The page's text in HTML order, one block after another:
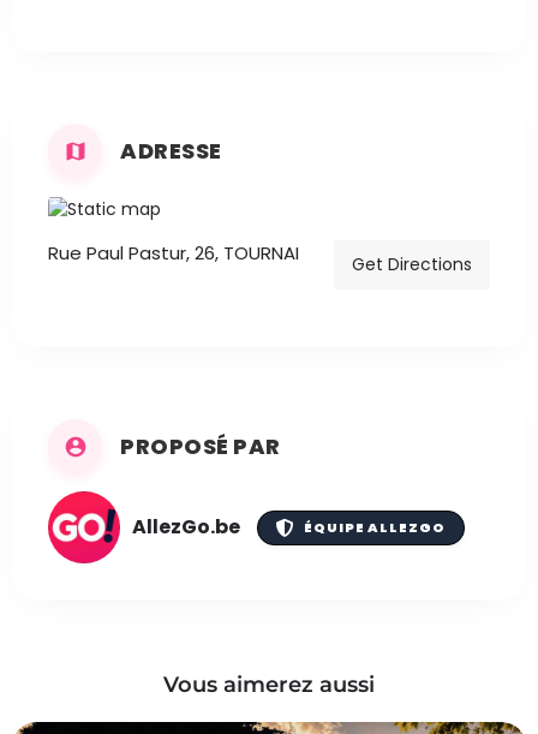
ADRESSE
Rue Paul Pastur, 26, TOURNAI Get Directions
PROPOSÉ PAR
AllezGo.be ÉQUIPE ALLEZGO
Vous aimerez aussi